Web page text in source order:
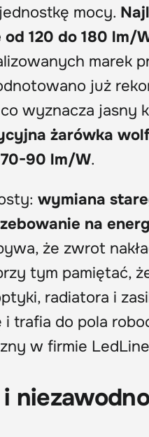
mocy.
120 do 180 lm/
marek
już
wyznacza jasny
żarówka
90 lm/W.
wymiana
na
że zwrot
tym pamiętać,
radiatora i
i trafia do pola
w firmie